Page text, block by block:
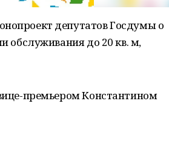
депутатов Госдумы о
обслуживания до 20 кв. м,
премьером Константином